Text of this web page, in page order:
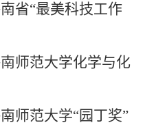
省“最美科技工作
师范大学化学与化
师范大学“园丁奖”